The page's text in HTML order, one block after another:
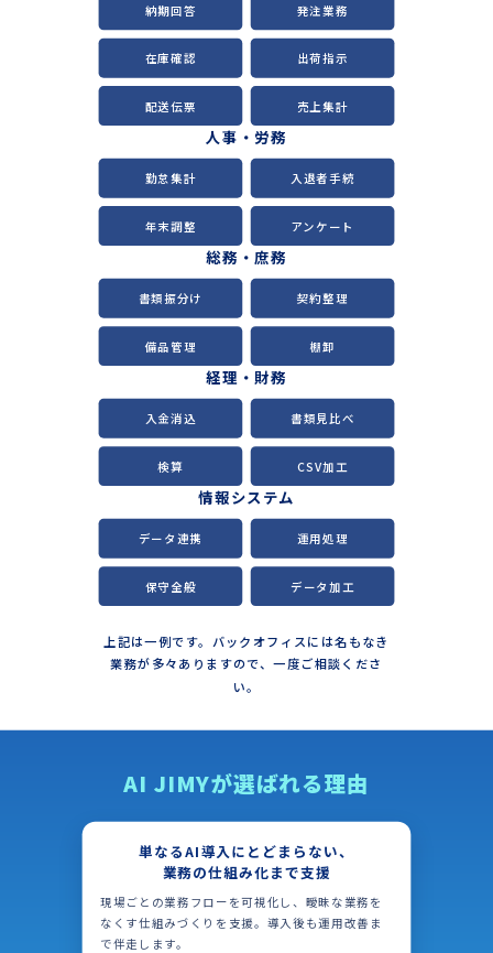
納期回答 発注業務
在庫確認 出荷指示
配送伝票 売上集計
人事・労務
勤怠集計 入退者手続
年末調整 アンケート
総務・庶務
書類振分け 契約整理
備品管理 棚卸
経理・財務
入金消込 書類見比べ
検算 CSV加工
情報システム
データ連携 運用処理
保守全般 データ加工
上記は一例です。バックオフィスには名もなき
業務が多々ありますので、一度ご相談くださ
い。
AI JIMYが選ばれる理由
単なるAI導入にとどまらない、
業務の仕組み化まで支援
現場ごとの業務フローを可視化し、曖昧な業務を
なくす仕組みづくりを支援。導入後も運用改善ま
で伴走します。